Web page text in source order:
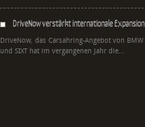
DriveNow verstärkt internationale Expansion
DriveNow, das Carsahring-Angebot von BMW
und SIXT hat im vergangenen Jahr die...